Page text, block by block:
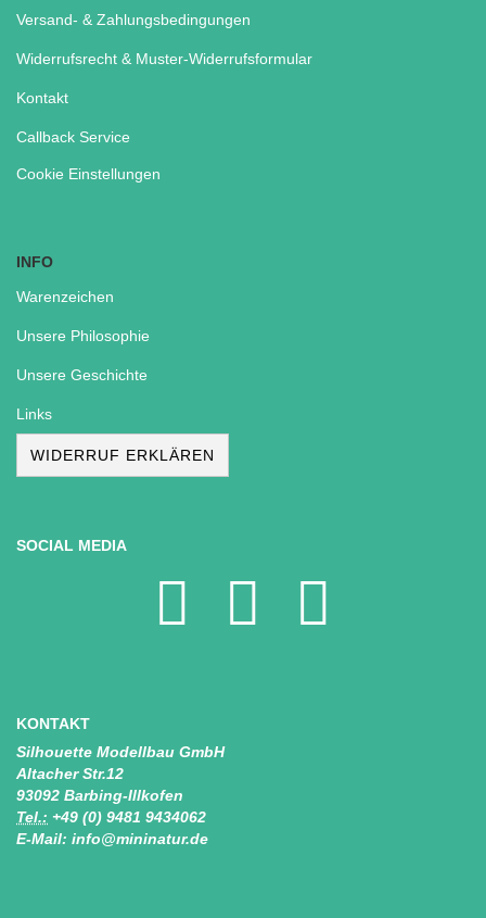
Versand- & Zahlungsbedingungen
Widerrufsrecht & Muster-Widerrufsformular
Kontakt
Callback Service
Cookie Einstellungen
INFO
Warenzeichen
Unsere Philosophie
Unsere Geschichte
Links
WIDERRUF ERKLÄREN
SOCIAL MEDIA
KONTAKT
Silhouette Modellbau GmbH
Altacher Str.12
93092 Barbing-Illkofen
Tel.: +49 (0) 9481 9434062
E-Mail: info@mininatur.de